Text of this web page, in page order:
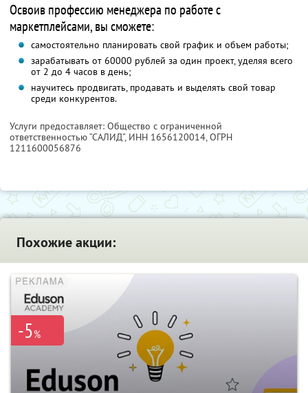
Освоив профессию менеджера по работе с
маркетплейсами, вы сможете:
самостоятельно планировать свой график и объем работы;
зарабатывать от 60000 рублей за один проект, уделяя всего
от 2 до 4 часов в день;
научитесь продвигать, продавать и выделять свой товар
среди конкурентов.
Услуги предоставляет: Общество с ограниченной
ответственностью “САЛИД”, ИНН 1656120014, ОГРН
1211600056876
Похожие акции:
-5%